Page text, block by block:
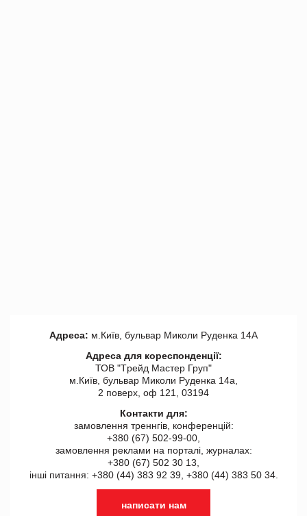
Адреса: м.Київ, бульвар Миколи Руденка 14А
Адреса для кореспонденції:
ТОВ "Tрейд Мастер Груп"
м.Київ, бульвар Миколи Руденка 14а,
2 поверх, оф 121, 03194
Контакти для:
замовлення треннгів, конференцій:
+380 (67) 502-99-00,
замовлення реклами на порталі, журналах:
+380 (67) 502 30 13,
інші питання: +380 (44) 383 92 39, +380 (44) 383 50 34.
написати нам